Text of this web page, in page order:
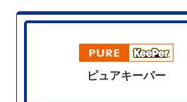
ピュアキーパー